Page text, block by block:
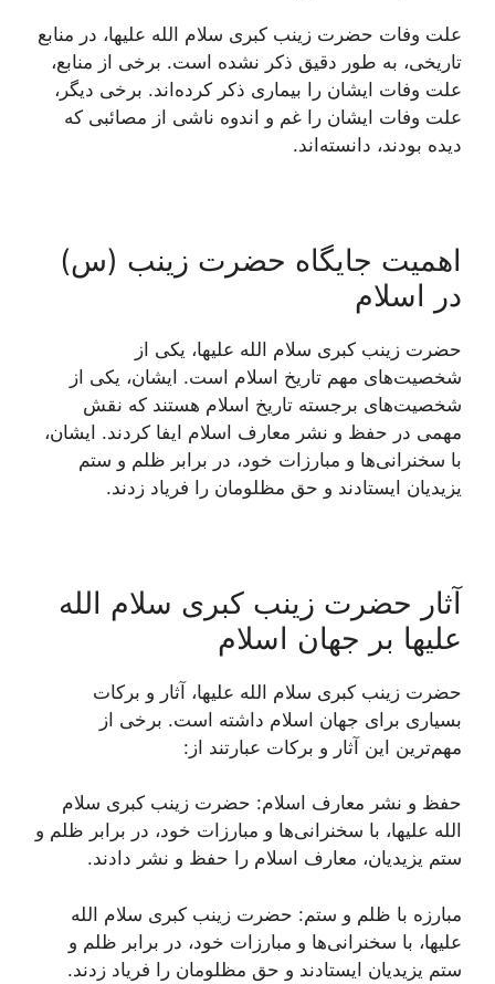
علت وفات حضرت زینب کبری سلام الله علیها، در منابع
تاریخی، به طور دقیق ذکر نشده است. برخی از منابع،
علت وفات ایشان را بیماری ذکر کرده‌اند. برخی دیگر،
علت وفات ایشان را غم و اندوه ناشی از مصائبی که
دیده بودند، دانسته‌اند.
اهمیت جایگاه حضرت زینب (س)
در اسلام
حضرت زینب کبری سلام الله علیها، یکی از
شخصیت‌های مهم تاریخ اسلام است. ایشان، یکی از
شخصیت‌های برجسته تاریخ اسلام هستند که نقش
مهمی در حفظ و نشر معارف اسلام ایفا کردند. ایشان،
با سخنرانی‌ها و مبارزات خود، در برابر ظلم و ستم
یزیدیان ایستادند و حق مظلومان را فریاد زدند.
آثار حضرت زینب کبری سلام الله
علیها بر جهان اسلام
حضرت زینب کبری سلام الله علیها، آثار و برکات
بسیاری برای جهان اسلام داشته است. برخی از
مهم‌ترین این آثار و برکات عبارتند از:
حفظ و نشر معارف اسلام: حضرت زینب کبری سلام
الله علیها، با سخنرانی‌ها و مبارزات خود، در برابر ظلم و
ستم یزیدیان، معارف اسلام را حفظ و نشر دادند.
مبارزه با ظلم و ستم: حضرت زینب کبری سلام الله
علیها، با سخنرانی‌ها و مبارزات خود، در برابر ظلم و
ستم یزیدیان ایستادند و حق مظلومان را فریاد زدند.